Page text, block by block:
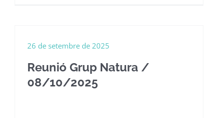
Reunió Grup Natura /
08/10/2025
26 de setembre de 2025